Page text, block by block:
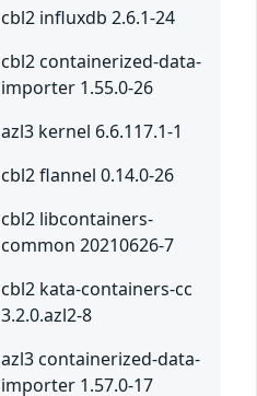
cbl2 influxdb 2.6.1-24
cbl2 containerized-data-
importer 1.55.0-26
azl3 kernel 6.6.117.1-1
cbl2 flannel 0.14.0-26
cbl2 libcontainers-
common 20210626-7
cbl2 kata-containers-cc
3.2.0.azl2-8
azl3 containerized-data-
importer 1.57.0-17